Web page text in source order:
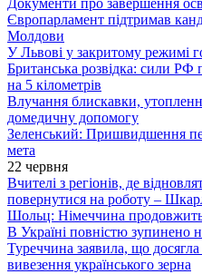
Документи про завершення
Європарламент підтримав
Молдови
У Львові у закритому режимі
Британська розвідка: сили РФ
на 5 кілометрів
Влучання блискавки,
домедичну допомогу
Зеленський: Пришвидшення
мета
22 червня
Вчителі з регіонів, де
повернутися на роботу –
Шольц: Німеччина продовжить
В Україні повністю зупинено
Туреччина заявила, що
вивезення українського зерна